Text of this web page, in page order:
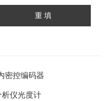
密控编码器
仪光度计